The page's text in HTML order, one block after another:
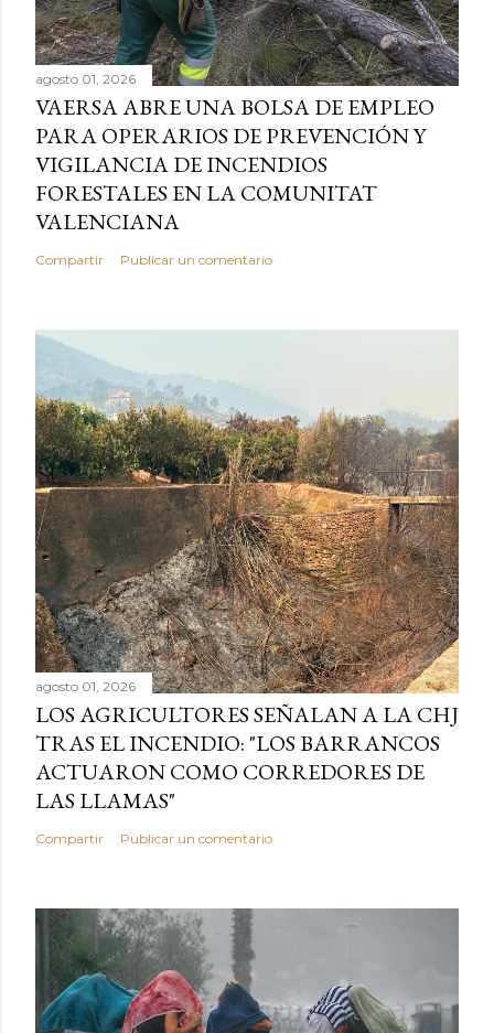
agosto 01, 2026
VAERSA ABRE UNA BOLSA DE EMPLEO
PARA OPERARIOS DE PREVENCIÓN Y
VIGILANCIA DE INCENDIOS
FORESTALES EN LA COMUNITAT
VALENCIANA
Compartir Publicar un comentario
agosto 01, 2026
LOS AGRICULTORES SEÑALAN A LA CHJ
TRAS EL INCENDIO: "LOS BARRANCOS
ACTUARON COMO CORREDORES DE
LAS LLAMAS"
Compartir Publicar un comentario